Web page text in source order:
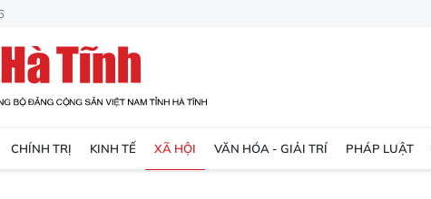
CHÍNH TRỊ KINH TẾ XÃ HỘI VĂN HÓA - GIẢI TRÍ PHÁP LUẬT